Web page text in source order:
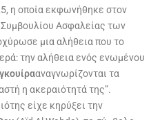
η οποία εκφωνήθηκε στον
Ασφαλείας των
μια αλήθεια που το
την αλήθεια ενός ενωμένου
αναγνωρίζονται τα
η ακεραιότητά της”.
είχε κηρύξει την